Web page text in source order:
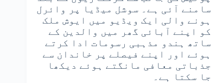
سامنے آئی ہے۔ سوشل میڈیا پر وائرل
ہونے والی ایک ویڈیو میں ایوش ملک
کو اپنے آبائی گھر میں والدین کے
ساتھ ہندو مذہبی رسومات ادا کرتے
ہوئے اور اپنے فیصلے پر خاندان سے
جذباتی معافی مانگتے ہوئے دیکھا
جا سکتا ہے۔